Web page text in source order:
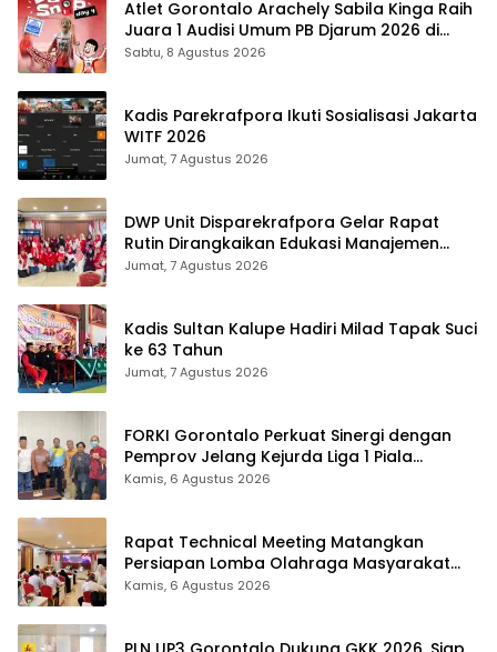
Atlet Gorontalo Arachely Sabila Kinga Raih
Juara 1 Audisi Umum PB Djarum 2026 di
Makassar
Sabtu, 8 Agustus 2026
Kadis Parekrafpora Ikuti Sosialisasi Jakarta
WITF 2026
Jumat, 7 Agustus 2026
DWP Unit Disparekrafpora Gelar Rapat
Rutin Dirangkaikan Edukasi Manajemen
Stres
Jumat, 7 Agustus 2026
Kadis Sultan Kalupe Hadiri Milad Tapak Suci
ke 63 Tahun
Jumat, 7 Agustus 2026
FORKI Gorontalo Perkuat Sinergi dengan
Pemprov Jelang Kejurda Liga 1 Piala
Gubernur 2026
Kamis, 6 Agustus 2026
Rapat Technical Meeting Matangkan
Persiapan Lomba Olahraga Masyarakat
Tingkat Provinsi Gorontalo
Kamis, 6 Agustus 2026